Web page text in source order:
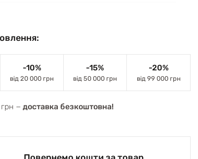
-10%
від 20 000 грн
-15%
від 50 000 грн
-20%
від 99 000 грн
− доставка безкоштовна!